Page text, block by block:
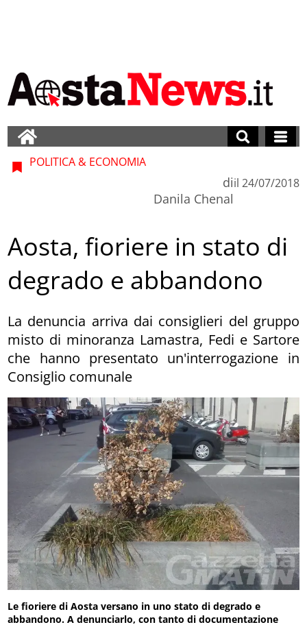
POLITICA & ECONOMIA
di
Danila Chenal
il 24/07/2018
Aosta, fioriere in stato di
degrado e abbandono
La denuncia arriva dai consiglieri del gruppo
misto di minoranza Lamastra, Fedi e Sartore
che hanno presentato un'interrogazione in
Consiglio comunale
Le fioriere di Aosta versano in uno stato di degrado e
abbandono. A denunciarlo, con tanto di documentazione